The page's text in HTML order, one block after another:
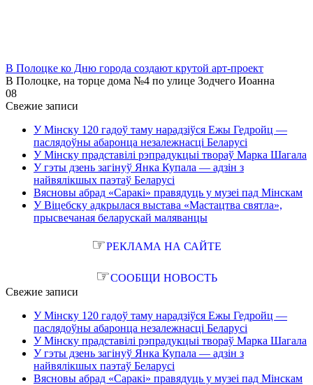
В Полоцке ко Дню города создают крутой арт-проект
В Полоцке, на торце дома №4 по улице Зодчего Иоанна
08
Свежие записи
У Мінску 120 гадоў таму нарадзіўся Ежы Гедройц —
паслядоўны абаронца незалежнасці Беларусі
У Мінску прадставілі рэпрадукцыі твораў Марка Шагала
У гэты дзень загінуў Янка Купала — адзін з
найвялікшых паэтаў Беларусі
Вясновы абрад «Саракі» правядуць у музеі пад Мінскам
У Віцебску адкрылася выстава «Мастацтва святла»,
прысвечаная беларускай маляванцы
☞РЕКЛАМА НА САЙТЕ
☞СООБЩИ НОВОСТЬ
Свежие записи
У Мінску 120 гадоў таму нарадзіўся Ежы Гедройц —
паслядоўны абаронца незалежнасці Беларусі
У Мінску прадставілі рэпрадукцыі твораў Марка Шагала
У гэты дзень загінуў Янка Купала — адзін з
найвялікшых паэтаў Беларусі
Вясновы абрад «Саракі» правядуць у музеі пад Мінскам